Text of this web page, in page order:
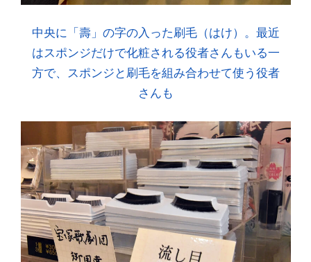
中央に「壽」の字の入った刷毛（はけ）。最近
はスポンジだけで化粧される役者さんもいる一
方で、スポンジと刷毛を組み合わせて使う役者
さんも